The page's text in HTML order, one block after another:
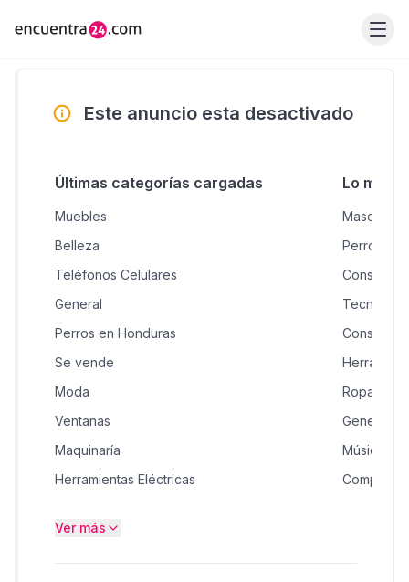
Este anuncio esta desactivado
Últimas categorías cargadas
Muebles
Belleza
Teléfonos Celulares
General
Perros en Honduras
Se vende
Moda
Ventanas
Maquinaría
Herramientas Eléctricas
Ropa
Lo más
Mascotas
Perros en
Ropa
General
Música,
Ver más